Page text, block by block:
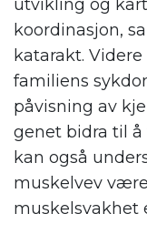
utvikling og
koordinasjon,
katarakt.
familiens
påvisning av
genet bidra til å
kan også
muskelvev
muskelsvakhet